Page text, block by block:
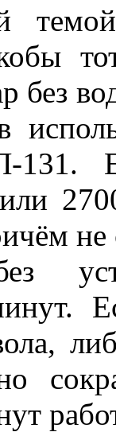
без
или